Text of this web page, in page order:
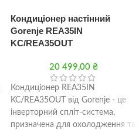
Кондиціонер настінний
Gorenje REA35IN
KC/REA35OUT
20 499,00 ₴
Кондиціонер REA35IN
KC/REA35OUT від Gorenje - це
інверторний спліт-система,
призначена для охолодження та